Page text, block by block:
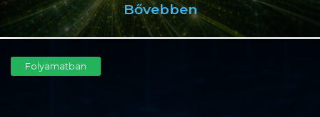
Bővebben
Folyamatban